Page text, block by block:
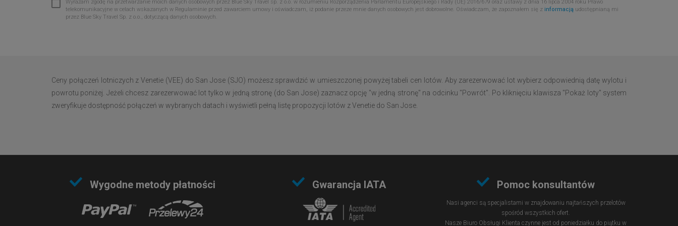
Wyrażam zgodę na przetwarzanie moich danych osobowych przez Blue Sky Travel sp. z o.o. w rozumieniu Rozporządzenia Parlamentu Europejskiego i Rady (UE) 2016/679 oraz ustawy z dnia 16 lipca 2004 roku Prawo
telekomunikacyjne w celach wskazanych w Regulaminie przed zawarciem umowy i oświadczam, iż podanie przeze mnie danych osobowych jest dobrowolne. Oświadczam, że zapoznałem się z informacją udostępnianą mi
przez Blue Sky Travel Sp. z o.o., dotyczącą danych osobowych.
Ceny połączeń lotniczych z Venetie (VEE) do San Jose (SJO) możesz sprawdzić w umieszczonej powyżej tabeli cen lotów. Aby zarezerwować lot wybierz odpowiednią datę wylotu i
powrotu poniżej. Jeżeli chcesz zarezerwować lot tylko w jedną stronę (do San Jose) zaznacz opcję "w jedną stronę" na odcinku "Powrót". Po kliknięciu klawisza "Pokaż loty" system
zweryfikuje dostępność połączeń w wybranych datach i wyświetli pełną listę propozycji lotów z Venetie do San Jose.
Wygodne metody płatności Gwarancja IATA Pomoc konsultantów
Nasi agenci są specjalistami w znajdowaniu najtańszych przelotów
spośród wszystkich ofert.
Nasze Biuro Obsługi Klienta czynne jest od poniedziałku do piątku w